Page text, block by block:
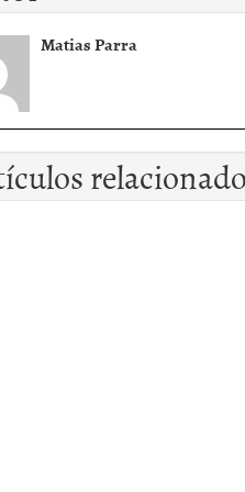
Matias Parra